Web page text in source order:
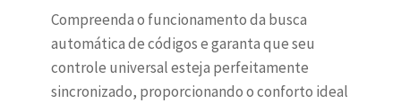
Compreenda o funcionamento da busca
automática de códigos e garanta que seu
controle universal esteja perfeitamente
sincronizado, proporcionando o conforto ideal